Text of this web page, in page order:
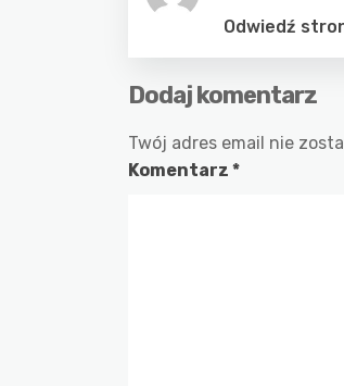
Odwiedź
Dodaj komentarz
Twój adres email nie
Komentarz *